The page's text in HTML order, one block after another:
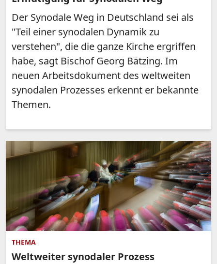
Der Synodale Weg in Deutschland sei als
"Teil einer synodalen Dynamik zu
verstehen", die die ganze Kirche ergriffen
habe, sagt Bischof Georg Bätzing. Im
neuen Arbeitsdokument des weltweiten
synodalen Prozesses erkennt er bekannte
Themen.
THEMA
Weltweiter synodaler Prozess